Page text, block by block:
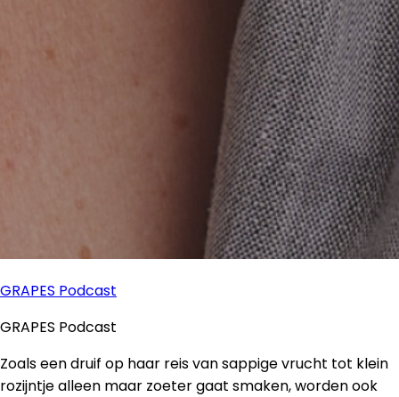
GRAPES Podcast
GRAPES Podcast
Zoals een druif op haar reis van sappige vrucht tot klein
rozijntje alleen maar zoeter gaat smaken, worden ook